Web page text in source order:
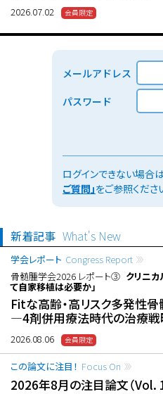
2026.07.02
メールアドレス
パスワード
ログインできない場合は
ご質問」をご参照くださ
新着記事 What's New
学会レポート Congress Report
骨髄腫学会2026 レポート③ クリニ
て自家移植は必要か」
Fitな高齢・高リスク多発性
―4剤併用療法時代の治療戦
2026.08.06
この論文に注目！ Focus On
2026年8月の注目論文（Vol. 1